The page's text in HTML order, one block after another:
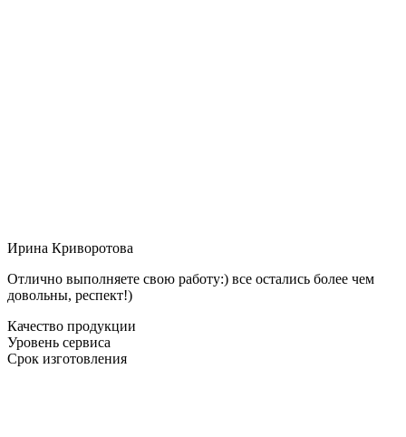
Ирина Криворотова
Отлично выполняете свою работу:) все остались более чем
довольны, респект!)
Качество продукции
Уровень сервиса
Срок изготовления